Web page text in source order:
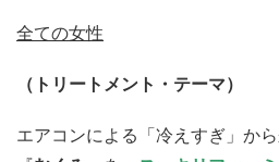
全ての女性
（トリートメント・テーマ）
エアコンによる「冷えすぎ」か